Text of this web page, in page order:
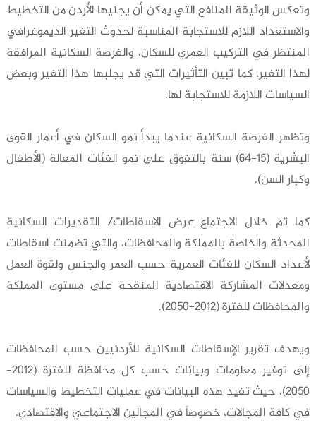
وتعكس الوثيقة المنافع التي يمكن أن يجنيها الأردن من التخطيط
والاستعداد اللازم للاستجابة المناسبة لحدوث التغير الديموغرافي
المنتظر في التركيب العمري للسكان، والفرصة السكانية المرافقة
لهذا التغير، كما تبين التأثيرات التي قد يجلبها هذا التغير وبعض
السياسات اللازمة للاستجابة لها.
وتظهر الفرصة السكانية عندما يبدأ نمو السكان في أعمار القوى
البشرية (15-64) سنة بالتفوق على نمو الفئات المعالة (الأطفال
وكبار السن).
كما تم خلال الاجتماع عرض الاسقاطات/ التقديرات السكانية
المحدثة والخاصة بالمملكة والمحافظات، والتي تضمنت اسقاطات
لأعداد السكان للفئات العمرية حسب العمر والجنس ولقوة العمل
ومعدلات المشاركة الاقتصادية المنقحة على مستوى المملكة
والمحافظات للفترة (2012-2050).
ويهدف تقرير الإسقاطات السكانية للأردنيين حسب المحافظات
إلى توفير معلومات وبيانات حسب كل محافظة للفترة (2012-
2050)، حيث تفيد هذه البيانات في عمليات التخطيط والسياسات
في كافة المجالات، خصوصاً في المجالين الاجتماعي والاقتصادي.